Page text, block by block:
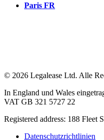
Paris FR
© 2026 Legalease Ltd. Alle
In England und Wales
VAT GB 321 5727 22
Registered address: 188 Fleet
Datenschutzrichtlinien